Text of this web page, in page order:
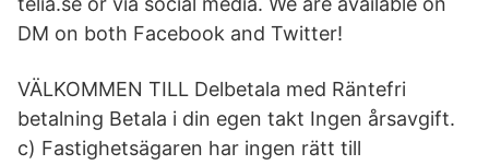
DM on both Facebook and Twitter!
VÄLKOMMEN TILL Delbetala med Räntefri
betalning Betala i din egen takt Ingen årsavgift.
c) Fastighetsägaren har ingen rätt till